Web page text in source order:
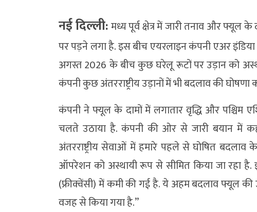
नई दिल्ली:मध्य पूर्व क्षेत्र में जारी तनाव और फ्यूल
पर पड़ने लगा है. इस बीच एयरलाइन कंपनी एअर
अगस्त 2026 के बीच कुछ घरेलू रूटों पर उड़ान को
कंपनी कुछ अंतरराष्ट्रीय उड़ानों में भी बदलाव की
कंपनी ने फ्यूल के दामों में लगातार वृद्धि और
चलते उठाया है. कंपनी की ओर से जारी बयान में
अंतरराष्ट्रीय सेवाओं में हमारे पहले से घोषित
ऑपरेशन को अस्थायी रूप से सीमित किया जा रहा
(फ्रीक्वेंसी) में कमी की गई है. ये अहम बदलाव फ्यूल
वजह से किया गया है.”